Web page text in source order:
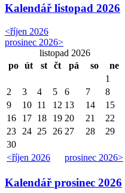
Kalendář listopad 2026
<říjen 2026
prosinec 2026>
listopad 2026
po
út st čt pá so ne
<říjen 2026 prosinec 2026>
1
2
3 4 5 6 7
8
9
10 11 12 13 14
15
16
17 18 19 20 21
22
23
24 25 26 27 28
29
30
Kalendář prosinec 2026